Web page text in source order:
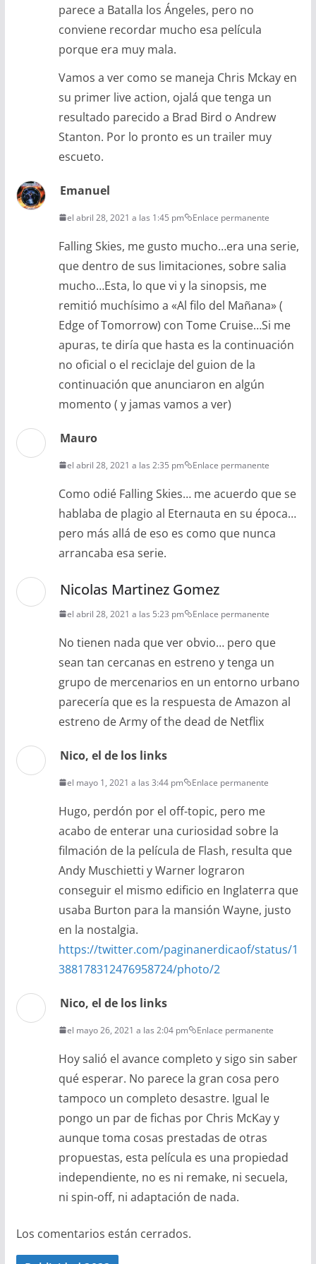
parece a Batalla los Ángeles, pero no
conviene recordar mucho esa película
porque era muy mala.
Vamos a ver como se maneja Chris Mckay en
su primer live action, ojalá que tenga un
resultado parecido a Brad Bird o Andrew
Stanton. Por lo pronto es un trailer muy
escueto.
Emanuel
el abril 28, 2021 a las 1:45 pm Enlace permanente
Falling Skies, me gusto mucho…era una serie,
que dentro de sus limitaciones, sobre salia
mucho…Esta, lo que vi y la sinopsis, me
remitió muchísimo a «Al filo del Mañana» (
Edge of Tomorrow) con Tome Cruise…Si me
apuras, te diría que hasta es la continuación
no oficial o el reciclaje del guion de la
continuación que anunciaron en algún
momento ( y jamas vamos a ver)
Mauro
el abril 28, 2021 a las 2:35 pm Enlace permanente
Como odié Falling Skies… me acuerdo que se
hablaba de plagio al Eternauta en su época…
pero más allá de eso es como que nunca
arrancaba esa serie.
Nicolas Martinez Gomez
el abril 28, 2021 a las 5:23 pm Enlace permanente
No tienen nada que ver obvio… pero que
sean tan cercanas en estreno y tenga un
grupo de mercenarios en un entorno urbano
parecería que es la respuesta de Amazon al
estreno de Army of the dead de Netflix
Nico, el de los links
el mayo 1, 2021 a las 3:44 pm Enlace permanente
Hugo, perdón por el off-topic, pero me
acabo de enterar una curiosidad sobre la
filmación de la película de Flash, resulta que
Andy Muschietti y Warner lograron
conseguir el mismo edificio en Inglaterra que
usaba Burton para la mansión Wayne, justo
en la nostalgia.
https://twitter.com/paginanerdicaof/status/1
388178312476958724/photo/2
Nico, el de los links
el mayo 26, 2021 a las 2:04 pm Enlace permanente
Hoy salió el avance completo y sigo sin saber
qué esperar. No parece la gran cosa pero
tampoco un completo desastre. Igual le
pongo un par de fichas por Chris McKay y
aunque toma cosas prestadas de otras
propuestas, esta película es una propiedad
independiente, no es ni remake, ni secuela,
ni spin-off, ni adaptación de nada.
Los comentarios están cerrados.